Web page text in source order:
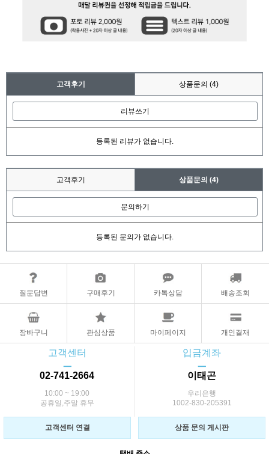
고객후기 상품문의 (4)
리뷰쓰기
등록된 리뷰가 없습니다.
고객후기 상품문의 (4)
문의하기
등록된 문의가 없습니다.
질문답변 구매후기 카톡상담 배송조회
장바구니 관심상품 마이페이지 개인결재
고객센터
ㅡ
02-741-2664
10:00 ~ 19:00
공휴일,주말 휴무
입금계좌
ㅡ
이태곤
우리은행
1002-830-205391
고객센터 연결 상품 문의 게시판